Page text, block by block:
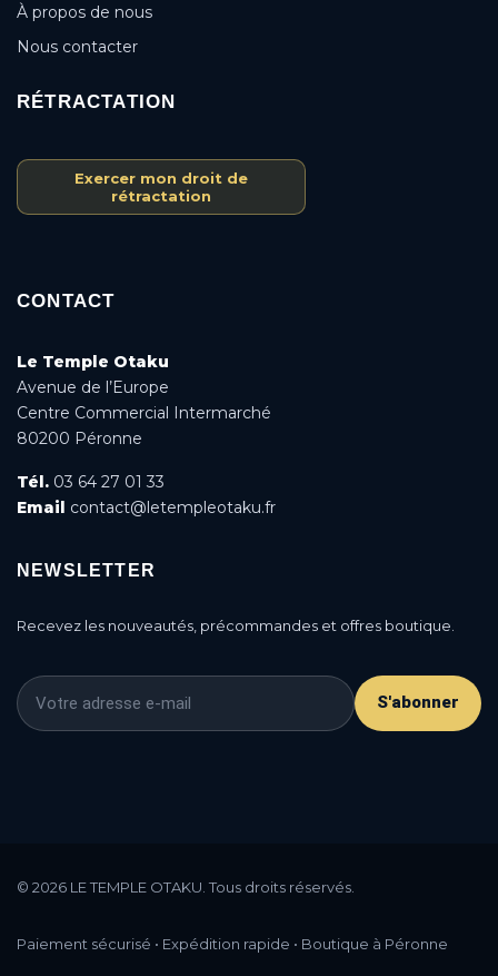
Module manager / AN Cookie Popup.
À propos de nous
Nous contacter
RÉTRACTATION
Exercer mon droit de
rétractation
CONTACT
Le Temple Otaku
Avenue de l’Europe
Centre Commercial Intermarché
80200 Péronne
Tél. 03 64 27 01 33
Email contact@letempleotaku.fr
NEWSLETTER
Recevez les nouveautés, précommandes et offres boutique.
S'abonner
© 2026 LE TEMPLE OTAKU. Tous droits réservés.
Paiement sécurisé • Expédition rapide • Boutique à Péronne